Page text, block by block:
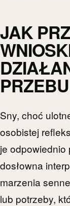
JAK
Sny, choć
osobistej
je odpowiednio
dosłowna
marzenia
lub potrzeby,